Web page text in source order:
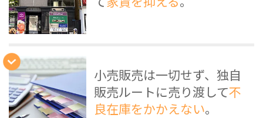
小売販売は一切せず、独自
販売ルートに売り渡して不
良在庫をかかえない。